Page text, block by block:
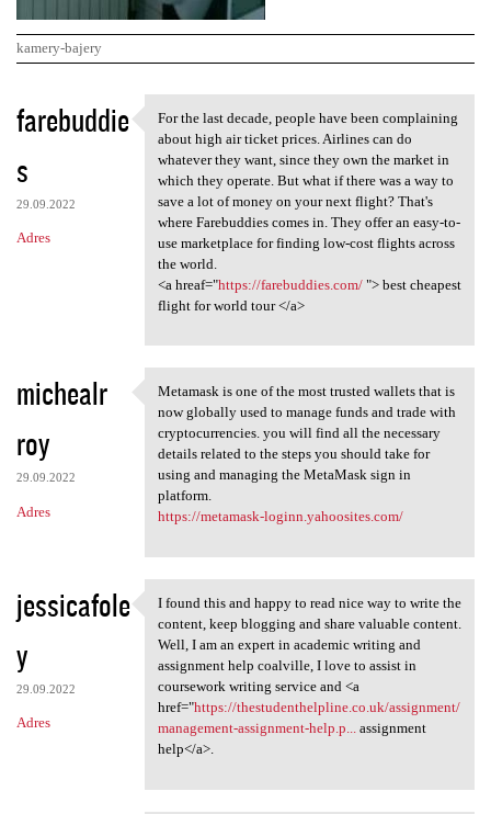
kamery-bajery
K
o
m
e
n
e
farebuddie
s
29.09.2022
Adres
For the last decade, people
For the last decade, people have been complaining
about high air ticket prices. Airlines can do
whatever they want, since they own the market in
which they operate. But what if there was a way to
save a lot of money on your next flight? That's
where Farebuddies comes in. They offer an easy-to-
use marketplace for finding low-cost flights across
the world.
<a hreaf="https://farebuddies.com/"> best cheapest
flight for world tour </a>
michealr
roy
29.09.2022
Adres
Metamask is one of the most
Metamask is one of the most trusted wallets that is
now globally used to manage funds and trade with
cryptocurrencies. you will find all the necessary
details related to the steps you should take for
using and managing the MetaMask sign in
platform.
https://metamask-loginn.yahoosites.com/
jessicafole
y
29.09.2022
Adres
I found this and happy to
I found this and happy to read nice way to write the
content, keep blogging and share valuable content.
Well, I am an expert in academic writing and
assignment help coalville, I love to assist in
coursework writing service and <a
href="https://thestudenthelpline.co.uk/assignment/
management-assignment-help.p...assignment
help</a>.